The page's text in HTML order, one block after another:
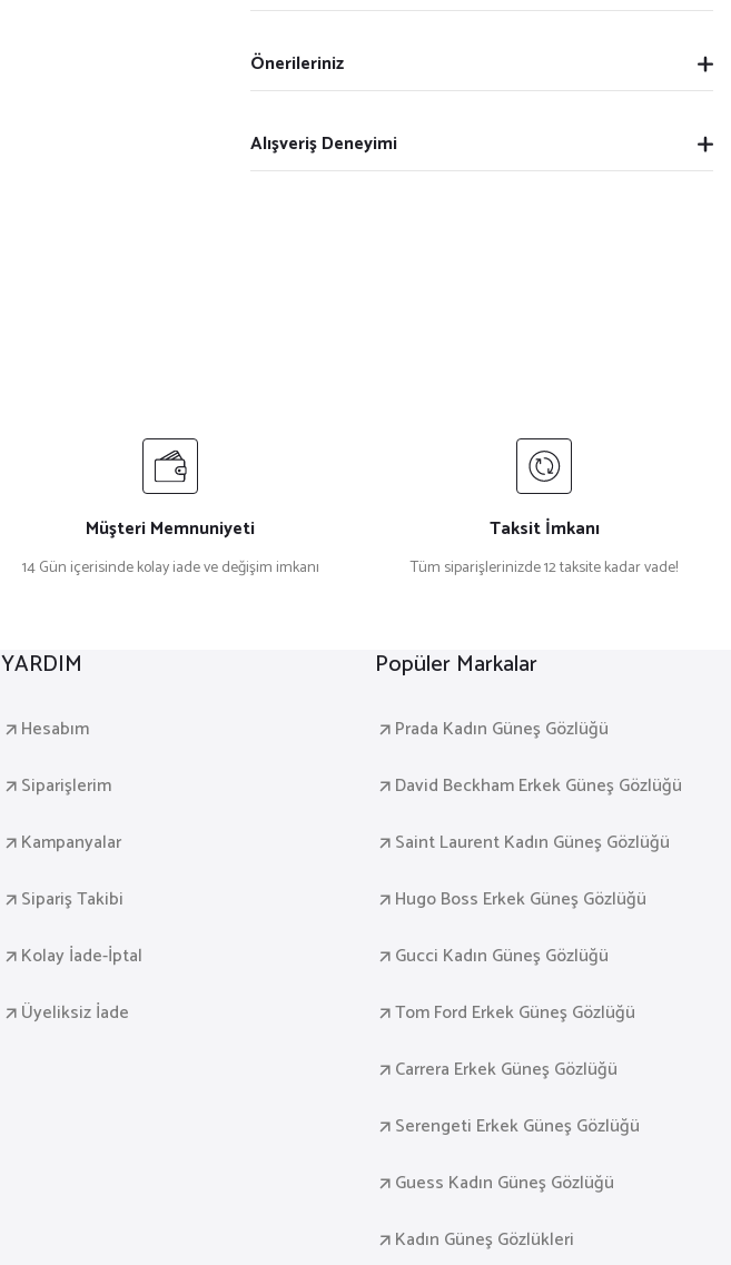
Önerileriniz
Alışveriş Deneyimi
Müşteri Memnuniyeti
14 Gün içerisinde kolay iade ve değişim imkanı
Taksit İmkanı
Tüm siparişlerinizde 12 taksite kadar vade!
YARDIM
Hesabım
Siparişlerim
Kampanyalar
Sipariş Takibi
Kolay İade-İptal
Üyeliksiz İade
Popüler Markalar
Prada Kadın Güneş Gözlüğü
David Beckham Erkek Güneş Gözlüğü
Saint Laurent Kadın Güneş Gözlüğü
Hugo Boss Erkek Güneş Gözlüğü
Gucci Kadın Güneş Gözlüğü
Tom Ford Erkek Güneş Gözlüğü
Carrera Erkek Güneş Gözlüğü
Serengeti Erkek Güneş Gözlüğü
Guess Kadın Güneş Gözlüğü
Kadın Güneş Gözlükleri